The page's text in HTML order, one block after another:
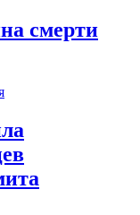
смерти